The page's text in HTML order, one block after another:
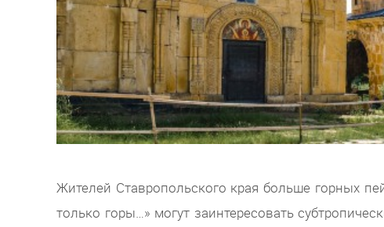
Жителей Ставропольского края больше горных
только горы…» могут заинтересовать